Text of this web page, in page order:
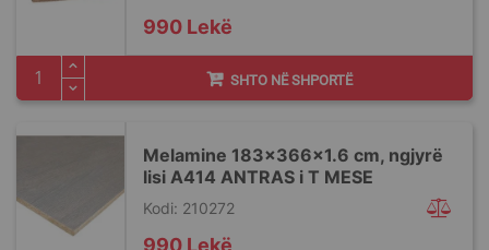
990 Lekë
SHTO NË SHPORTË
Melamine 183x366x1.6 cm, ngjyrë
lisi A414 ANTRAS i T MESE
Kodi: 210272
990 Lekë